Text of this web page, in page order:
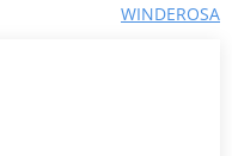
WINDEROSA